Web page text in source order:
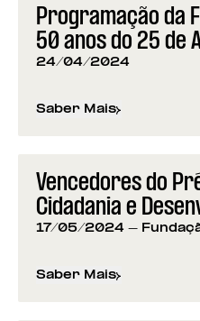
Programação da
50 anos do 25 de
24/04/2024
Saber Mais
sobre Programação
Vencedores do
Cidadania e
17/05/2024 -
Saber Mais
sobre Vencedores do